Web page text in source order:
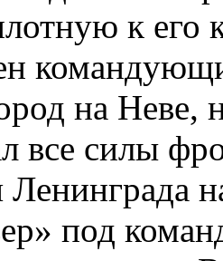
к его
на
все силы
под